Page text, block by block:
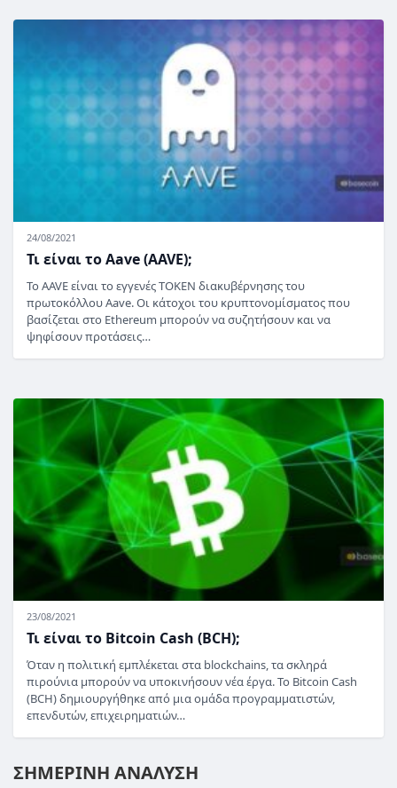
24/08/2021
Τι είναι το Aave (AAVE);
Το AAVE είναι το εγγενές TOKEN διακυβέρνησης του
πρωτοκόλλου Aave. Οι κάτοχοι του κρυπτονομίσματος που
βασίζεται στο Ethereum μπορούν να συζητήσουν και να
ψηφίσουν προτάσεις…
23/08/2021
Τι είναι το Bitcoin Cash (BCH);
Όταν η πολιτική εμπλέκεται στα blockchains, τα σκληρά
πιρούνια μπορούν να υποκινήσουν νέα έργα. Το Bitcoin Cash
(BCH) δημιουργήθηκε από μια ομάδα προγραμματιστών,
επενδυτών, επιχειρηματιών…
ΣΗΜΕΡΙΝΗ ΑΝΑΛΥΣΗ